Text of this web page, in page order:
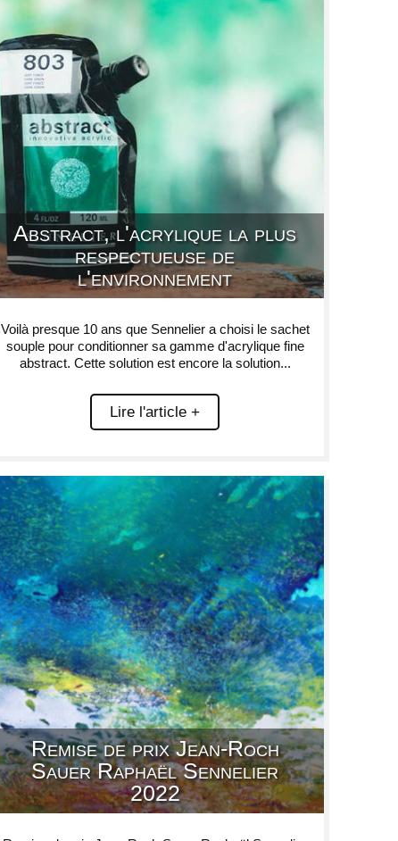
Abstract, l'acrylique la plus
respectueuse de
l'environnement
Voilà presque 10 ans que Sennelier a choisi le sachet
souple pour conditionner sa gamme d'acrylique fine
abstract. Cette solution est encore la solution...
Lire l'article +
Remise de prix Jean-Roch
Sauer Raphaël Sennelier
2022